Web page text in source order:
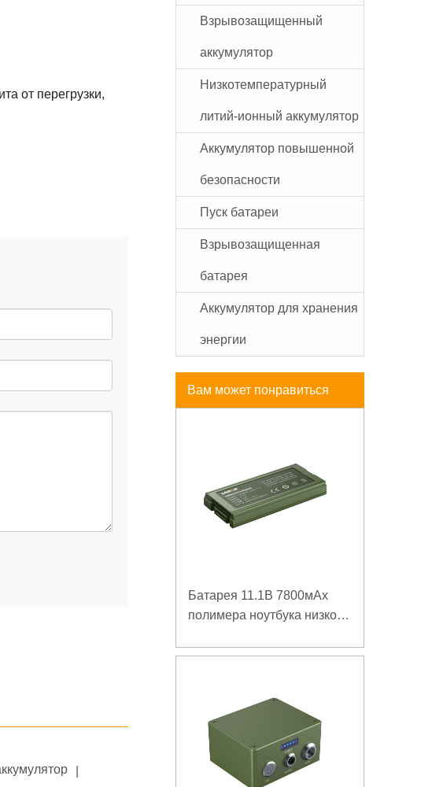
от перегрузки,
Взрывозащищенный
аккумулятор
Низкотемпературный
литий-ионный аккумулятор
Аккумулятор повышенной
безопасности
Пуск батареи
Взрывозащищенная
батарея
Аккумулятор для хранения
энергии
Вам может понравиться
Батарея 11.1В 7800мАх
полимера ноутбука низкой
плотности энергии